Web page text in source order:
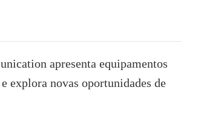
apresenta equipamentos
explora novas oportunidades de